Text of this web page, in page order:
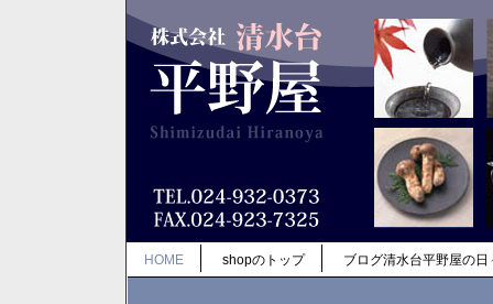
HOME shopのトップ ブログ清水台平野屋の日